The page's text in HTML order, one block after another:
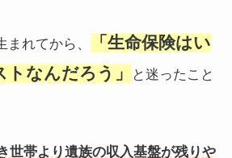
れてから、
「生命保険はい
なんだろう」
と迷ったこと
世帯より遺族の収入基盤が残りや